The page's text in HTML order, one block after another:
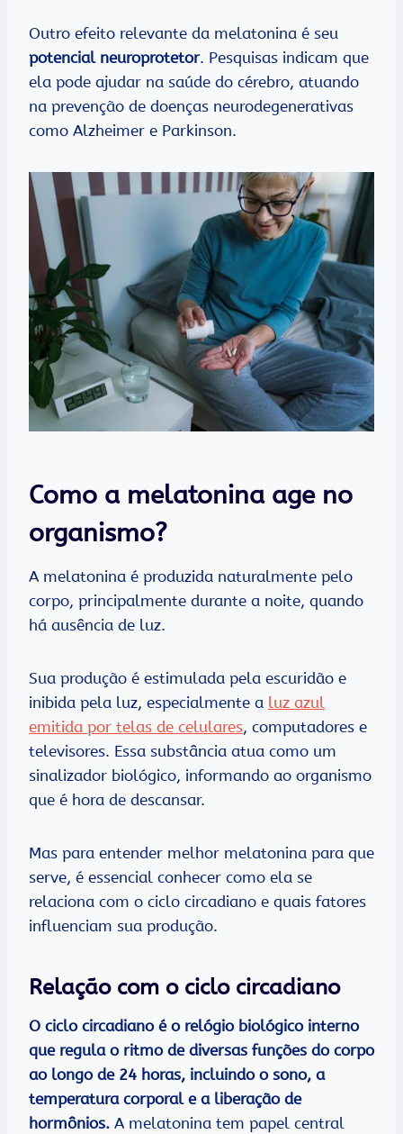
Outro efeito relevante da melatonina é seu
potencial neuroprotetor. Pesquisas indicam que
ela pode ajudar na saúde do cérebro, atuando
na prevenção de doenças neurodegenerativas
como Alzheimer e Parkinson.
Como a melatonina age no
organismo?
A melatonina é produzida naturalmente pelo
corpo, principalmente durante a noite, quando
há ausência de luz.
Sua produção é estimulada pela escuridão e
inibida pela luz, especialmente a luz azul
emitida por telas de celulares, computadores e
televisores. Essa substância atua como um
sinalizador biológico, informando ao organismo
que é hora de descansar.
Mas para entender melhor melatonina para que
serve, é essencial conhecer como ela se
relaciona com o ciclo circadiano e quais fatores
influenciam sua produção.
Relação com o ciclo circadiano
O ciclo circadiano é o relógio biológico interno
que regula o ritmo de diversas funções do corpo
ao longo de 24 horas, incluindo o sono, a
temperatura corporal e a liberação de
hormônios. A melatonina tem papel central